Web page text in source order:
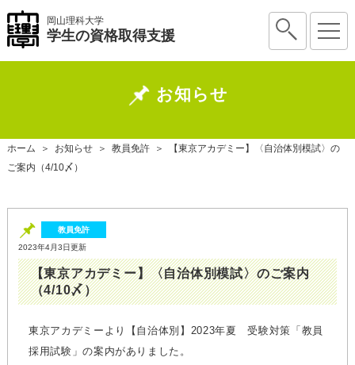
岡山理科大学
学生の資格取得支援
お知らせ
ホーム ＞ お知らせ ＞ 教員免許 ＞
【東京アカデミー】〈自治体別模試〉の
ご案内（4/10〆）
教員免許
2023年4月3日更新
【東京アカデミー】〈自治体別模試〉のご案内
（4/10〆）
東京アカデミーより【自治体別】2023年夏 受験対策「教員
採用試験」の案内がありました。